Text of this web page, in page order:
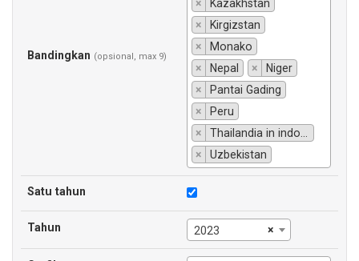
Bandingkan (opsional, max 9)
×
Kazakhstan
×
Kirgizstan
×
Monako
×
Nepal ×
Niger
×
Pantai Gading
×
Peru
×
Thailandia in indonesiano si traduce "Thailandia".
×
Uzbekistan
Satu tahun
Tahun ×
2023